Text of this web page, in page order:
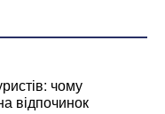
чому
відпочинок